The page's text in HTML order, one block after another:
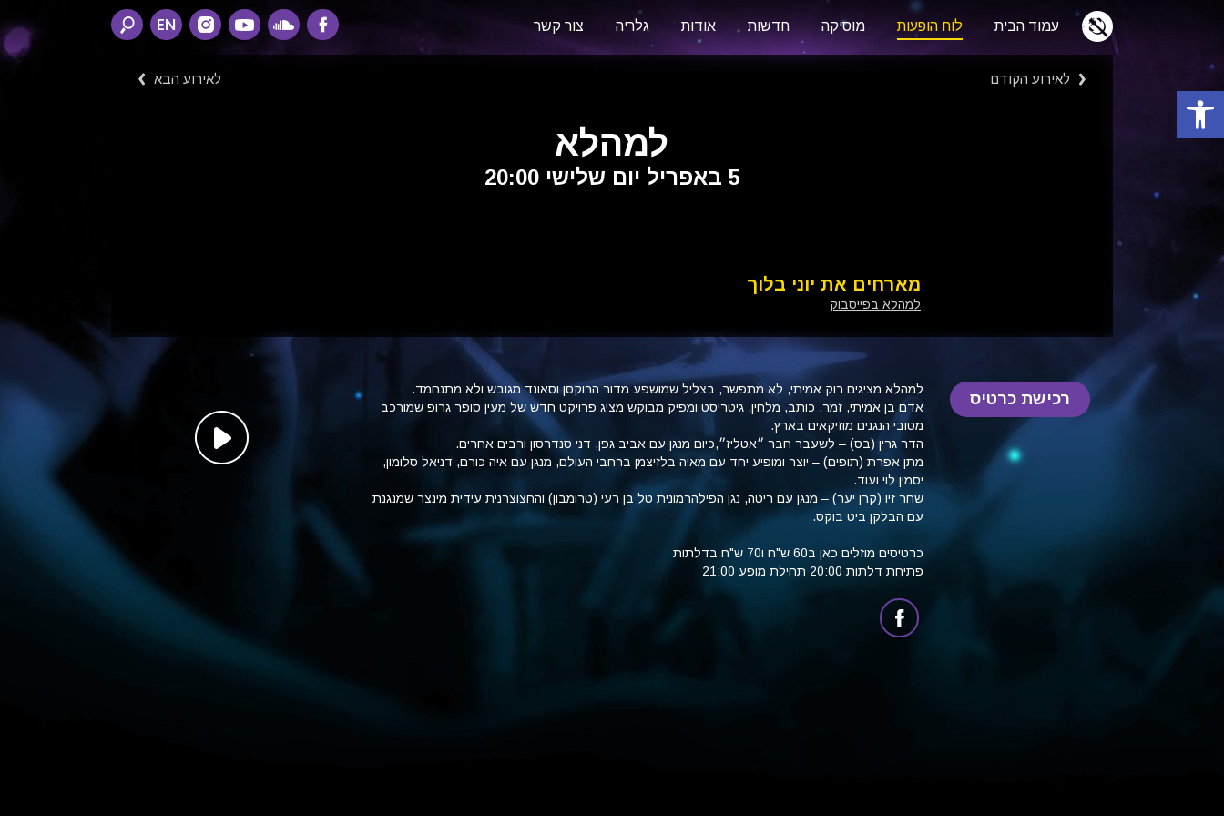
פתח סרגל נגישות
EN עמוד הבית לוח הופעות מוסיקה חדשות אודות גלריה צור קשר
לאירוע הקודם לאירוע הבא
למהלא
5 באפריל יום שלישי 20:00
מארחים את יוני בלוך
למהלא בפייסבוק
רכישת כרטיס
למהלא מציגים רוק אמיתי, לא מתפשר, בצליל שמושפע מדור הרוקסן וסאונד מגובש ולא מתנחמד.
אדם בן אמיתי, זמר, כותב, מלחין, גיטריסט ומפיק מבוקש מציג פרויקט חדש של מעין סופר גרופ שמורכב
מטובי הנגנים מוזיקאים בארץ.
הדר גרין (בס) – לשעבר חבר ״אטליז״,כיום מנגן עם אביב גפן, דני סנדרסון ורבים אחרים.
מתן אפרת (תופים) – יוצר ומופיע יחד עם מאיה בלזיצמן ברחבי העולם, מנגן עם איה כורם, דניאל סלומון,
יסמין לוי ועוד.
שחר זיו (קרן יער) – מנגן עם ריטה, נגן הפילהרמונית טל בן רעי (טרומבון) והחצוצרנית עידית מינצר שמנגנת
עם הבלקן ביט בוקס.
כרטיסים מוזלים כאן ב60 ש"ח ו70 ש"ח בדלתות
פתיחת דלתות 20:00 תחילת מופע 21:00